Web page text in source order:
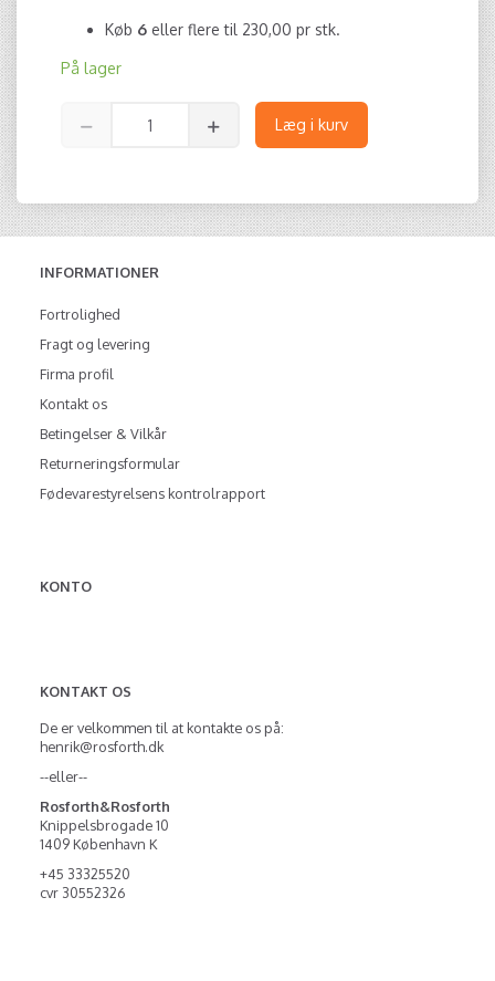
Køb 6 eller flere til 230,00 pr stk.
På lager
Læg i kurv
INFORMATIONER
Fortrolighed
Fragt og levering
Firma profil
Kontakt os
Betingelser & Vilkår
Returneringsformular
Fødevarestyrelsens kontrolrapport
KONTO
KONTAKT OS
De er velkommen til at kontakte os på:
henrik@rosforth.dk
--eller--
Rosforth&Rosforth
Knippelsbrogade 10
1409 København K
+45 33325520
cvr 30552326